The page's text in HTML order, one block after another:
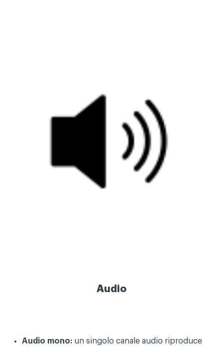
Audio
Audio mono: un singolo canale audio riproduce